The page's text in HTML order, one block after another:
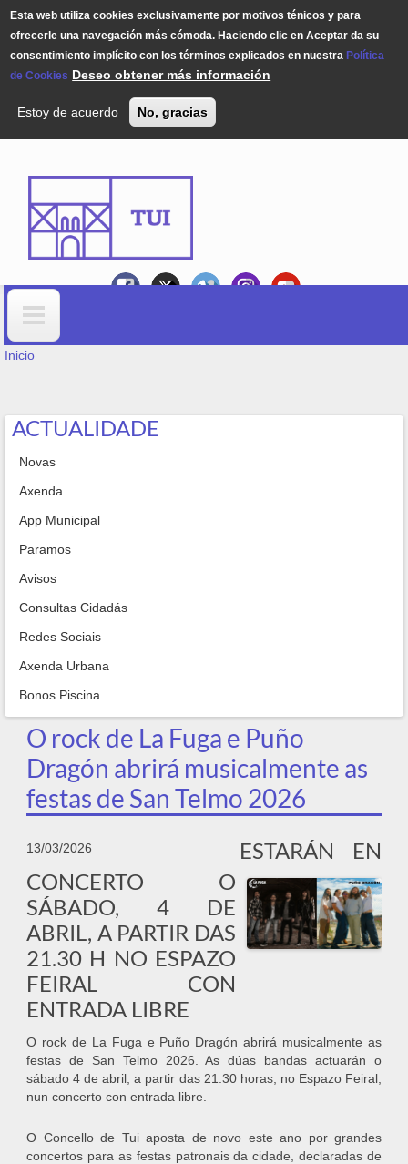
Esta web utiliza cookies exclusivamente por motivos ténicos y para
ofrecerle una navegación más cómoda. Haciendo clic en Aceptar da su
consentimiento implícito con los términos explicados en nuestra Política
de Cookies Deseo obtener más información
Estoy de acuerdo No, gracias
Formulario de búsqueda
USTED ESTÁ AQUÍ
Inicio
ACTUALIDADE
Novas
Axenda
App Municipal
Paramos
Avisos
Consultas Cidadás
Redes Sociais
Axenda Urbana
Bonos Piscina
O rock de La Fuga e Puño
Dragón abrirá musicalmente as
festas de San Telmo 2026
13/03/2026
ESTARÁN EN
CONCERTO O
SÁBADO, 4 DE
ABRIL, A PARTIR DAS
21.30 H NO ESPAZO
FEIRAL CON
ENTRADA LIBRE
O rock de La Fuga e Puño Dragón abrirá musicalmente as
festas de San Telmo 2026. As dúas bandas actuarán o
sábado 4 de abril, a partir das 21.30 horas, no Espazo Feiral,
nun concerto con entrada libre.
O Concello de Tui aposta de novo este ano por grandes
concertos para as festas patronais da cidade, declaradas de